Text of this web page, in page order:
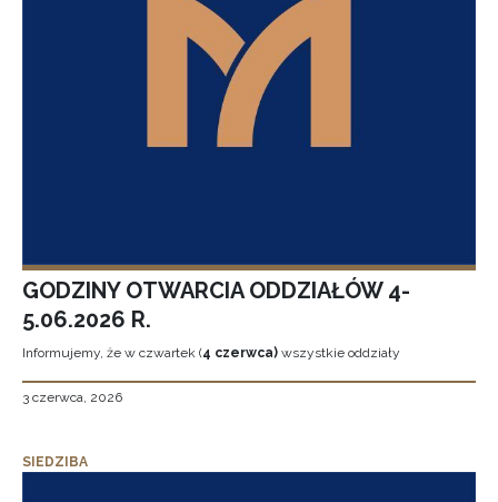
GODZINY OTWARCIA ODDZIAŁÓW 4-
5.06.2026 R.
Informujemy, że w czwartek (4 czerwca) wszystkie oddziały
3 czerwca, 2026
SIEDZIBA